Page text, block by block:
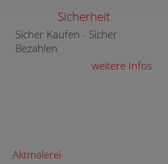
Sicherheit
Sicher Kaufen - Sicher
Bezahlen
weitere Infos
Aktmalerei